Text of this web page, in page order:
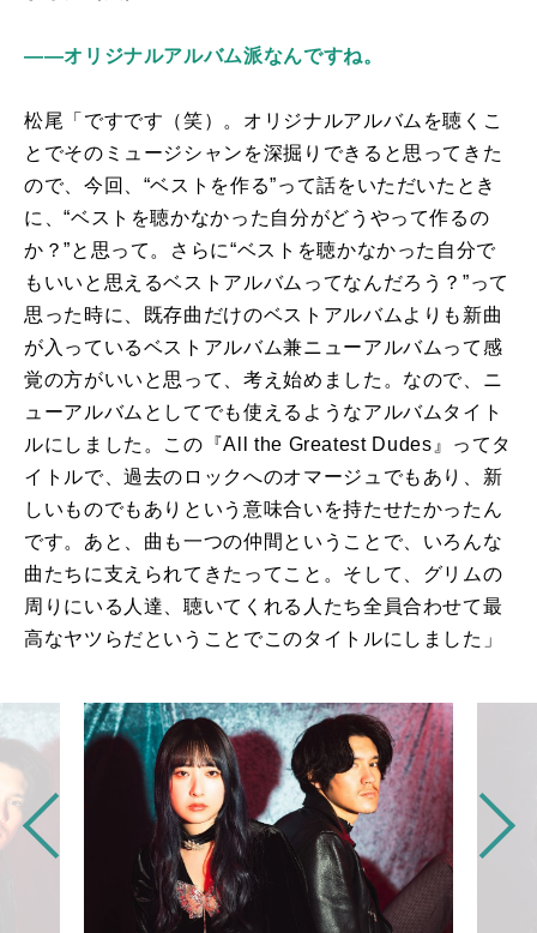
――オリジナルアルバム派なんですね。
松尾「ですです（笑）。オリジナルアルバムを聴くこ
とでそのミュージシャンを深掘りできると思ってきた
ので、今回、“ベストを作る”って話をいただいたとき
に、“ベストを聴かなかった自分がどうやって作るの
か？”と思って。さらに“ベストを聴かなかった自分で
もいいと思えるベストアルバムってなんだろう？”って
思った時に、既存曲だけのベストアルバムよりも新曲
が入っているベストアルバム兼ニューアルバムって感
覚の方がいいと思って、考え始めました。なので、ニ
ューアルバムとしてでも使えるようなアルバムタイト
ルにしました。この『All the Greatest Dudes 』ってタ
イトルで、過去のロックへのオマージュでもあり、新
しいものでもありという意味合いを持たせたかったん
です。あと、曲も一つの仲間ということで、いろんな
曲たちに支えられてきたってこと。そして、グリムの
周りにいる人達、聴いてくれる人たち全員合わせて最
高なヤツらだということでこのタイトルにしました」